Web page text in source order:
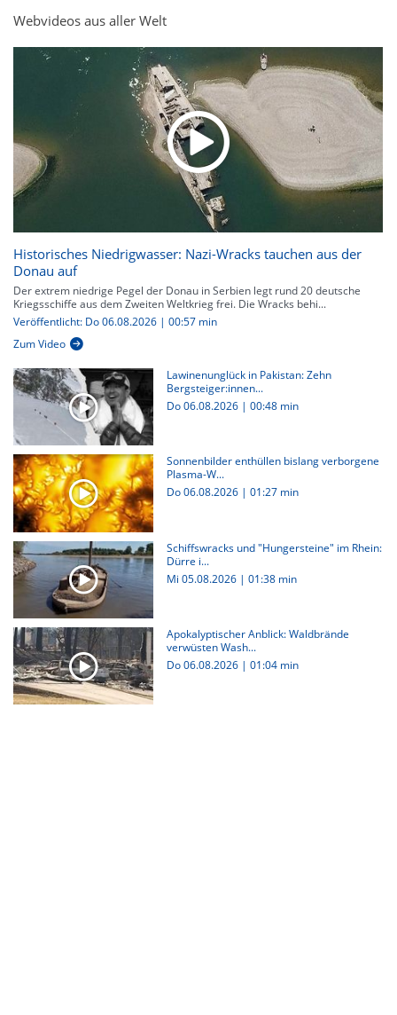
Webvideos aus aller Welt
Historisches Niedrigwasser: Nazi-Wracks tauchen aus der
Donau auf
Der extrem niedrige Pegel der Donau in Serbien legt rund 20 deutsche
Kriegsschiffe aus dem Zweiten Weltkrieg frei. Die Wracks behi...
Veröffentlicht: Do 06.08.2026 | 00:57 min
Zum Video
Lawinenunglück in Pakistan: Zehn
Bergsteiger:innen...
Do 06.08.2026 | 00:48 min
Sonnenbilder enthüllen bislang verborgene
Plasma-W...
Do 06.08.2026 | 01:27 min
Schiffswracks und "Hungersteine" im Rhein:
Dürre i...
Mi 05.08.2026 | 01:38 min
Apokalyptischer Anblick: Waldbrände
verwüsten Wash...
Do 06.08.2026 | 01:04 min